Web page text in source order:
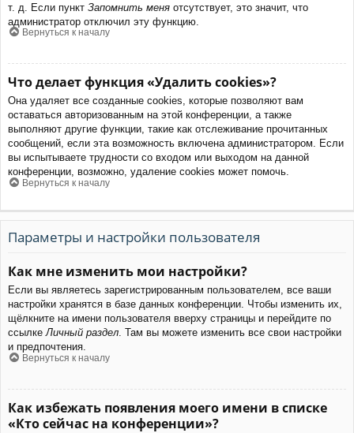
т. д. Если пункт Запомнить меня отсутствует, это значит, что
администратор отключил эту функцию.
Вернуться к началу
Что делает функция «Удалить cookies»?
Она удаляет все созданные cookies, которые позволяют вам
оставаться авторизованным на этой конференции, а также
выполняют другие функции, такие как отслеживание прочитанных
сообщений, если эта возможность включена администратором. Если
вы испытываете трудности со входом или выходом на данной
конференции, возможно, удаление cookies может помочь.
Вернуться к началу
Параметры и настройки пользователя
Как мне изменить мои настройки?
Если вы являетесь зарегистрированным пользователем, все ваши
настройки хранятся в базе данных конференции. Чтобы изменить их,
щёлкните на имени пользователя вверху страницы и перейдите по
ссылкеЛичный раздел. Там вы можете изменить все свои настройки
и предпочтения.
Вернуться к началу
Как избежать появления моего имени в списке
«Кто сейчас на конференции»?